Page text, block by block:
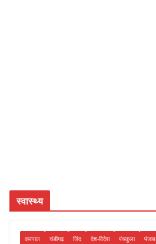
स्वास्थ्य
करनाल चंडीगढ़ जिंद देश-विदेश पंचकुला पंजाब